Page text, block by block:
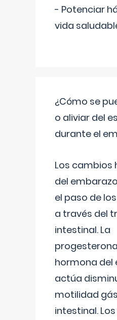
- Potenciar
vida
¿Cómo se
o aliviar del
durante el
Los cambios
del
el paso de
a través del
intestinal. La
hormona del
actúa
motilidad
intestinal. Los